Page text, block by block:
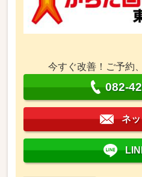
今すぐ改善！ご予約
082-
ネ